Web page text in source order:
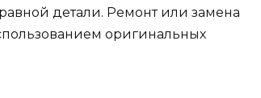
детали. Ремонт или замена
оригинальных